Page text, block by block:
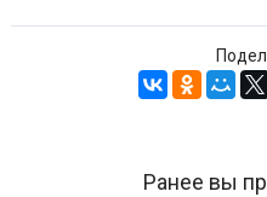
Ранее вы